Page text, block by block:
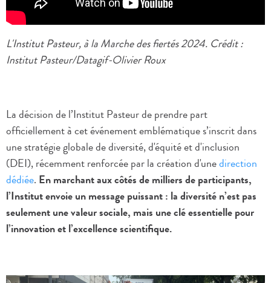
L'Institut Pasteur, à la Marche des fiertés 2024. Crédit :
Institut Pasteur/Datagif-Olivier Roux
La décision de l’Institut Pasteur de prendre part
officiellement à cet événement emblématique s’inscrit dans
une stratégie globale de diversité, d'équité et d'inclusion
(DEI), récemment renforcée par la création d'unedirection
dédiée. En marchant aux côtés de milliers de participants,
l’Institut envoie un message puissant : la diversité n’est pas
seulement une valeur sociale, mais une clé essentielle pour
l’innovation et l’excellence scientifique.